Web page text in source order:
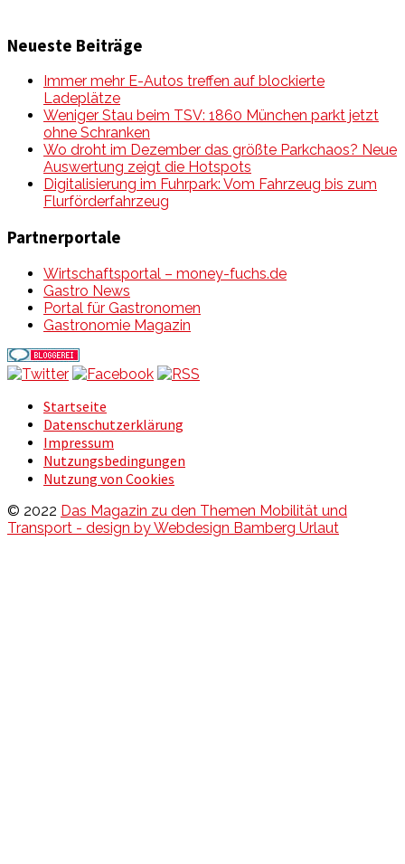
Neueste Beiträge
Immer mehr E-Autos treffen auf blockierte
Ladeplätze
Weniger Stau beim TSV: 1860 München parkt jetzt
ohne Schranken
Wo droht im Dezember das größte Parkchaos? Neue
Auswertung zeigt die Hotspots
Digitalisierung im Fuhrpark: Vom Fahrzeug bis zum
Flurförderfahrzeug
Partnerportale
Wirtschaftsportal – money-fuchs.de
Gastro News
Portal für Gastronomen
Gastronomie Magazin
Startseite
Datenschutzerklärung
Impressum
Nutzungsbedingungen
Nutzung von Cookies
© 2022 Das Magazin zu den Themen Mobilität und
Transport - design by Webdesign Bamberg Urlaut